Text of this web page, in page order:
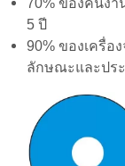
70% ของคนงา
5 ปี
90% ของเครื่
ลักษณะและปร